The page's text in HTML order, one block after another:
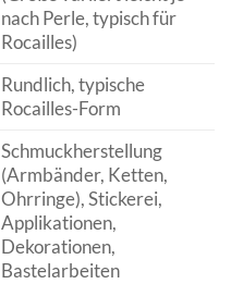
nach Perle, typisch für
Rocailles)
Rundlich, typische
Rocailles-Form
Schmuckherstellung
(Armbänder, Ketten,
Ohrringe), Stickerei,
Applikationen,
Dekorationen,
Bastelarbeiten